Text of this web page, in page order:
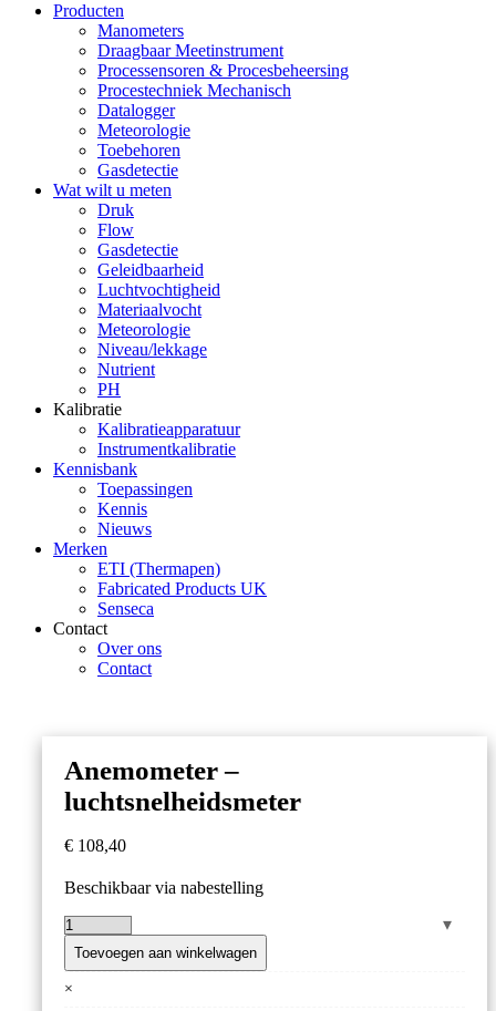
Producten
Manometers
Draagbaar Meetinstrument
Processensoren & Procesbeheersing
Procestechniek Mechanisch
Datalogger
Meteorologie
Toebehoren
Gasdetectie
Wat wilt u meten
Druk
Flow
Gasdetectie
Geleidbaarheid
Luchtvochtigheid
Materiaalvocht
Meteorologie
Niveau/lekkage
Nutrient
PH
Kalibratie
Kalibratieapparatuur
Instrumentkalibratie
Kennisbank
Toepassingen
Kennis
Nieuws
Merken
ETI (Thermapen)
Fabricated Products UK
Senseca
Contact
Over ons
Contact
Anemometer –
luchtsnelheidsmeter
€ 108,40
Beschikbaar via nabestelling
Anemometer
luchtsnelheidsmeter
aantal
Toevoegen aan winkelwagen
×